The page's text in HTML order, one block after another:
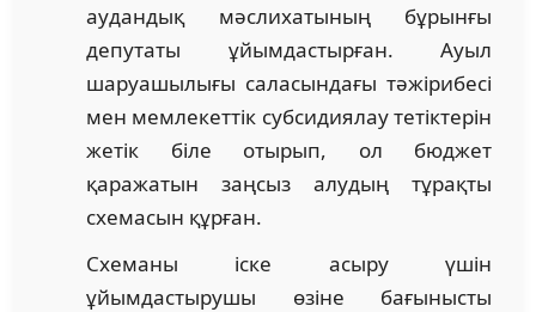
аудандық мәслихатының бұрынғы
депутаты ұйымдастырған. Ауыл
шаруашылығы саласындағы тәжірибесі
мен мемлекеттік субсидиялау тетіктерін
жетік біле отырып, ол бюджет
қаражатын заңсыз алудың тұрақты
схемасын құрған.
Схеманы іске асыру үшін
ұйымдастырушы өзіне бағынысты